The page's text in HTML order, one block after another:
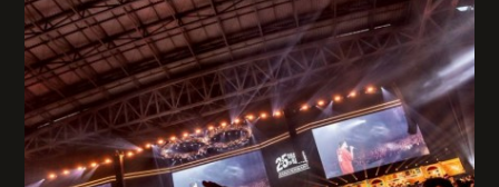
DISCOGRAPHY GOODS
会員登録 ログイン